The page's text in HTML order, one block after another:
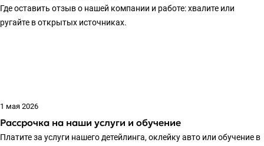
Где оставить отзыв о нашей компании и работе: хвалите или
ругайте в открытых источниках.
1 мая 2026
Рассрочка на наши услуги и обучение
Платите за услуги нашего детейлинга, оклейку авто или обучение в